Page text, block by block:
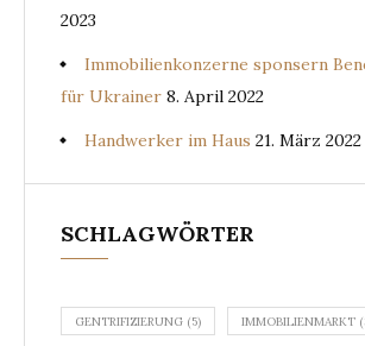
2023
Immobilienkonzerne sponsern
für Ukrainer 8. April 2022
Handwerker im Haus 21. März 2022
SCHLAGWÖRTER
GENTRIFIZIERUNG (5) IMMOBILIENMARKT